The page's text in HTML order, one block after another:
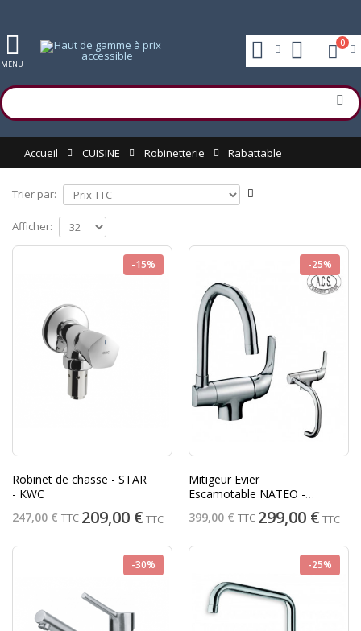
MENU
0
Accueil CUISINE Robinetterie Rabattable
Trier par:
Afficher:
-15%
Robinet de chasse - STAR
- KWC
247,00 €TTC 209,00 €TTC
-25%
Mitigeur Evier
Escamotable NATEO -
JACOB DELAFON
399,00 €TTC 299,00 €TTC
-30% -25%